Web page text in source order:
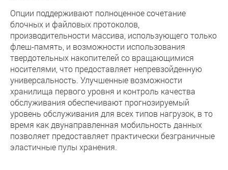
Опции поддерживают полноценное сочетание
блочных и файловых протоколов,
производительности массива, использующего только
флеш-память, и возможности использования
твердотельных накопителей со вращающимися
носителями, что предоставляет непревзойденную
универсальность. Улучшенные возможности
хранилища первого уровня и контроль качества
обслуживания обеспечивают прогнозируемый
уровень обслуживания для всех типов нагрузок, в то
время как двунаправленная мобильность данных
позволяет предоставляет практически безграничные
эластичные пулы хранения.